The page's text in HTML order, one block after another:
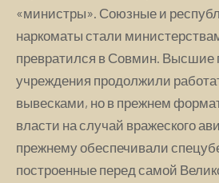
«министры». Союзные и
наркоматы стали
превратился в Совмин. Высшие
учреждения продолжили
вывесками, но в прежнем
власти на случай вражеского
прежнему обеспечивали
построенные перед самой